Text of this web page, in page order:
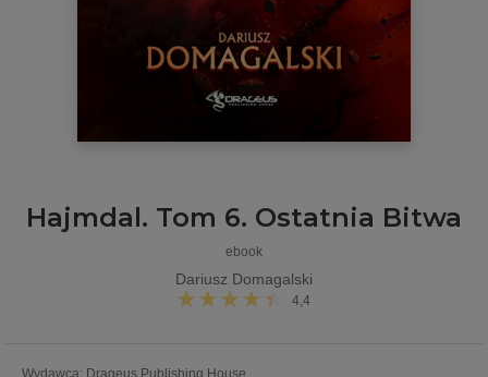
Hajmdal. Tom 6. Ostatnia Bitwa
ebook
Dariusz Domagalski
4,4